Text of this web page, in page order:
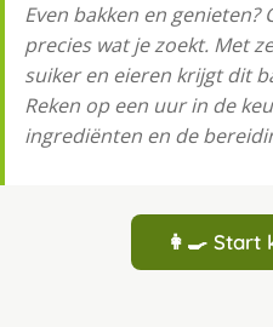
Even bakken en genieten?
precies wat je zoekt. Met
suiker en eieren krijgt dit
Reken op een uur in de
ingrediënten en de
👩‍🍳 Start